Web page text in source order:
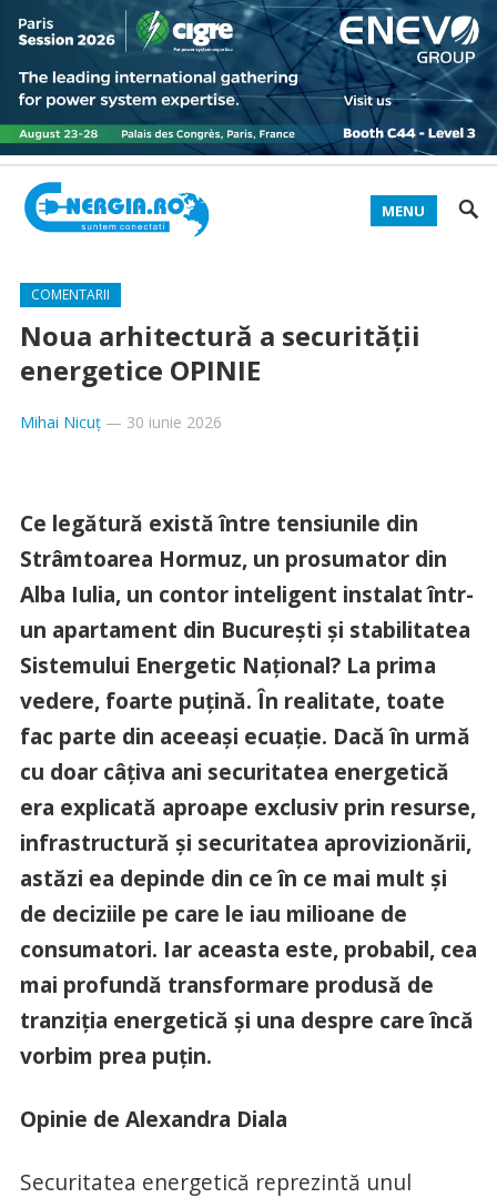
MENU
COMENTARII
Noua arhitectură a securității
energetice OPINIE
Mihai Nicuț— 30 iunie 2026
Ce legătură există între tensiunile din
Strâmtoarea Hormuz, un prosumator din
Alba Iulia, un contor inteligent instalat într-
un apartament din București și stabilitatea
Sistemului Energetic Național? La prima
vedere, foarte puțină. În realitate, toate
fac parte din aceeași ecuație. Dacă în urmă
cu doar câțiva ani securitatea energetică
era explicată aproape exclusiv prin resurse,
infrastructură și securitatea aprovizionării,
astăzi ea depinde din ce în ce mai mult și
de deciziile pe care le iau milioane de
consumatori. Iar aceasta este, probabil, cea
mai profundă transformare produsă de
tranziția energetică și una despre care încă
vorbim prea puțin.
Opinie de Alexandra Diala
Securitatea energetică reprezintă unul